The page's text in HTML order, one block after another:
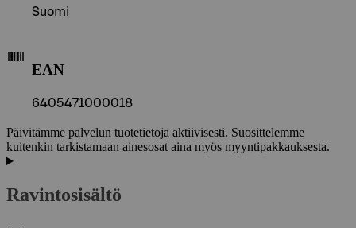
Suomi
EAN
6405471000018
Päivitämme palvelun tuotetietoja aktiivisesti. Suosittelemme
kuitenkin tarkistamaan ainesosat aina myös myyntipakkauksesta.
Ravintosisältö